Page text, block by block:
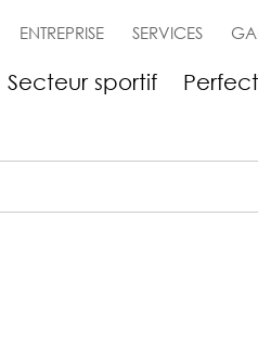
ENTREPRISE SERVICES
Secteur sportif